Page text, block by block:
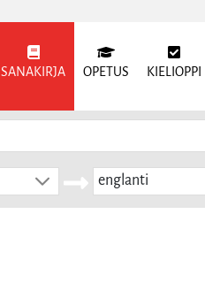
SANAKIRJA OPETUS KIELIOPPI
englanti